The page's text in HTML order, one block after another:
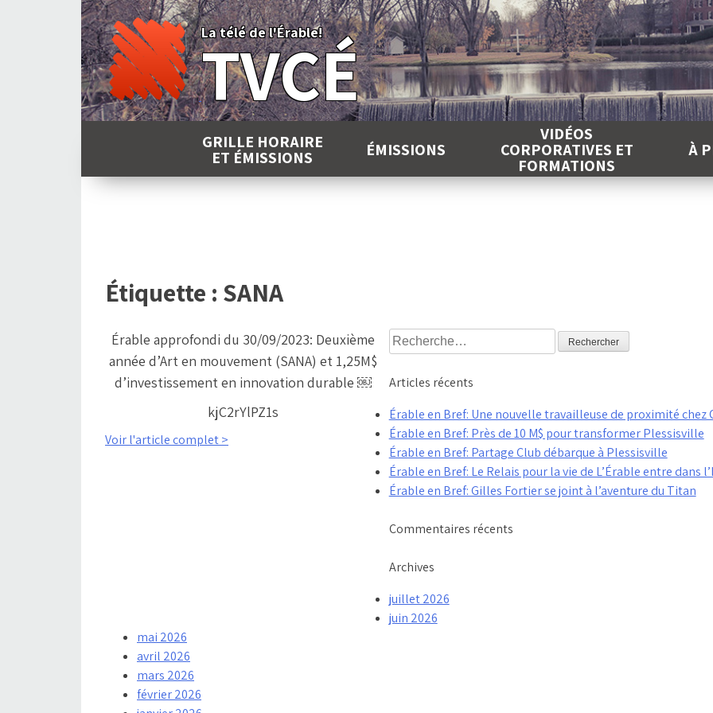
La télé de l'Érable!
TVCÉ
GRILLE HORAIRE
ET ÉMISSIONS ÉMISSIONS
VIDÉOS
CORPORATIVES ET
FORMATIONS
À
Étiquette : SANA
Érable approfondi du 30/09/2023: Deuxième
année d’Art en mouvement (SANA) et 1,25M$
d’investissement en innovation durable ￼
kjC2rYlPZ1s
Voir l'article complet >
Rechercher :
Articles récents
Érable en Bref: Une nouvelle travailleuse de proximité chez
Érable en Bref: Près de 10 M$ pour transformer Plessisville
Érable en Bref: Partage Club débarque à Plessisville
Érable en Bref: Le Relais pour la vie de L’Érable entre dans
Érable en Bref: Gilles Fortier se joint à l’aventure du Titan
Commentaires récents
Archives
juillet 2026
juin 2026
mai 2026
avril 2026
mars 2026
février 2026